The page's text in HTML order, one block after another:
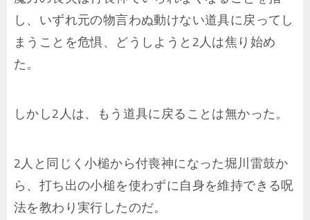
し、いずれ元の物言わぬ動けない道具に戻ってし
まうことを危惧、どうしようと2人は焦り始め
た。
しかし2人は、もう道具に戻ることは無かった。
2人と同じく小槌から付喪神になった堀川雷鼓か
ら、打ち出の小槌を使わずに自身を維持できる呪
法を教わり実行したのだ。